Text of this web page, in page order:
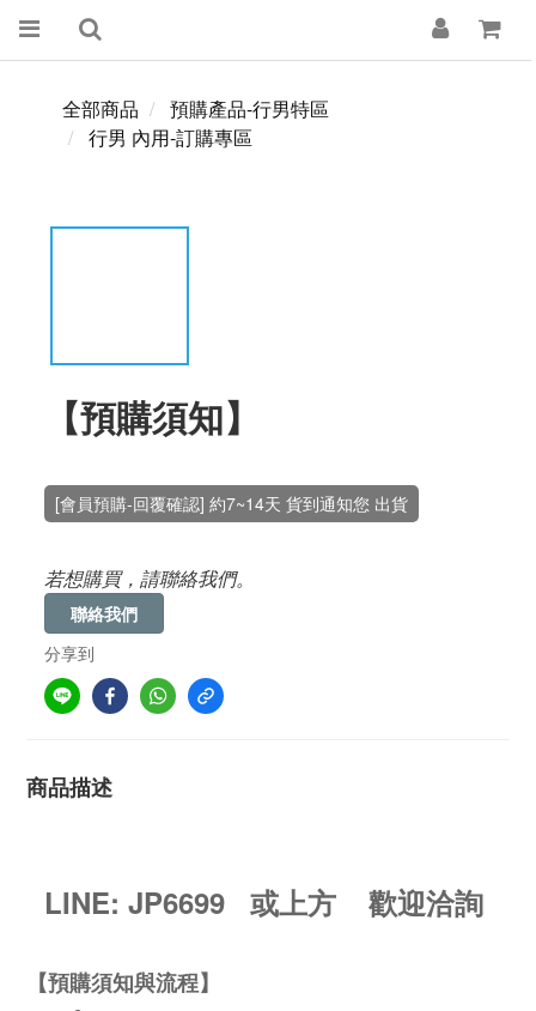
全部商品
預購產品-行男特區
行男 內用-訂購專區
【預購須知】
[會員預購-回覆確認] 約7~14天 貨到通知您 出貨
若想購買，請聯絡我們。
聯絡我們
分享到
商品描述
LINE: JP6699 或上方 歡迎洽詢
【預購須知與流程】